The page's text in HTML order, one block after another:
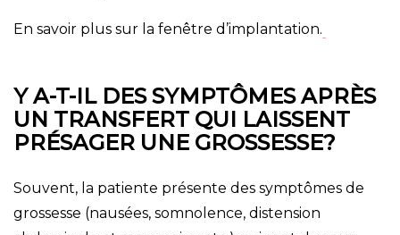
En savoir plus sur la fenêtre d’implantation.
Y A-T-IL DES SYMPTÔMES APRÈS
UN TRANSFERT QUI LAISSENT
PRÉSAGER UNE GROSSESSE?
Souvent, la patiente présente des symptômes de
grossesse (nausées, somnolence, distension